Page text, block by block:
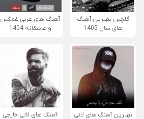
گلچین بهترین آهنگ
های سال 1405
آهنگ های عربی غمگین
و عاشقانه 1404
بهترین آهنگ های لاتی
آهنگ های لاتی خارجی